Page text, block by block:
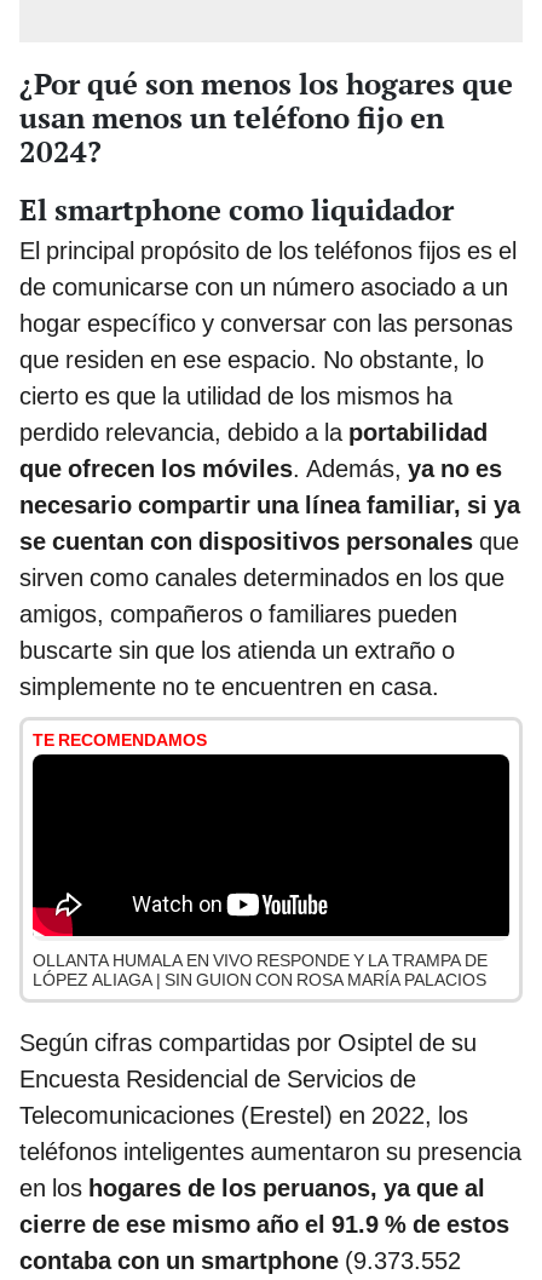
¿Por qué son menos los hogares que
usan menos un teléfono fijo en
2024?
El smartphone como liquidador
El principal propósito de los teléfonos fijos es el
de comunicarse con un número asociado a un
hogar específico y conversar con las personas
que residen en ese espacio. No obstante, lo
cierto es que la utilidad de los mismos ha
perdido relevancia, debido a la portabilidad
que ofrecen los móviles. Además, ya no es
necesario compartir una línea familiar, si ya
se cuentan con dispositivos personales que
sirven como canales determinados en los que
amigos, compañeros o familiares pueden
buscarte sin que los atienda un extraño o
simplemente no te encuentren en casa.
TE RECOMENDAMOS
OLLANTA HUMALA EN VIVO RESPONDE Y LA TRAMPA DE
LÓPEZ ALIAGA | SIN GUION CON ROSA MARÍA PALACIOS
Según cifras compartidas por Osiptel de su
Encuesta Residencial de Servicios de
Telecomunicaciones (Erestel) en 2022, los
teléfonos inteligentes aumentaron su presencia
en los hogares de los peruanos, ya que al
cierre de ese mismo año el 91.9 % de estos
contaba con un smartphone (9.373.552